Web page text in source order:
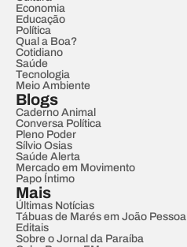
Economia
Educação
Política
Qual a Boa?
Cotidiano
Saúde
Tecnologia
Meio Ambiente
Blogs
Caderno Animal
Conversa Política
Pleno Poder
Sílvio Osias
Saúde Alerta
Mercado em Movimento
Papo Íntimo
Mais
Últimas Notícias
Tábuas de Marés em João Pessoa
Editais
Sobre o Jornal da Paraíba